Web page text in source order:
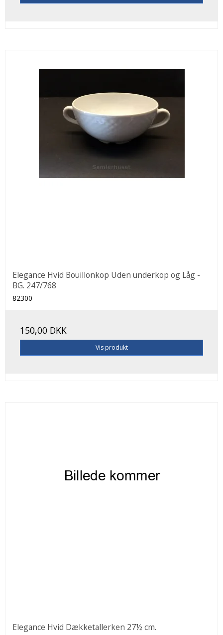
Elegance Hvid Bouillonkop Uden underkop og Låg -
BG. 247/768
82300
150,00 DKK
Vis produkt
Elegance Hvid Dækketallerken 27½ cm.